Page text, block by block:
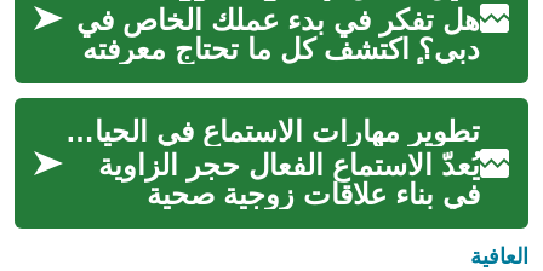
هل تفكر في بدء عملك الخاص في
دبي؟ اكتشف كل ما تحتاج معرفته
عن تأسيس شركة في هذه المدينة
العالمية، من اختيار النشاط ال...
تطوير مهارات الاستماع في الحياة الزوجية
يُعدّ الاستماع الفعال حجر الزاوية
في بناء علاقات زوجية صحية
ومزدهرة. إنه يتجاوز مجرد سماع
الكلمات ليلامس فهم المشاعر ...العافية